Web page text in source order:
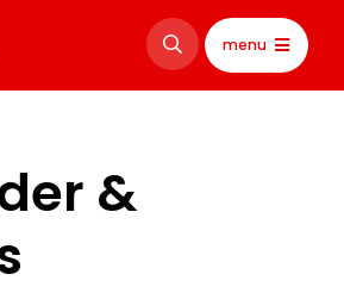
menu
&